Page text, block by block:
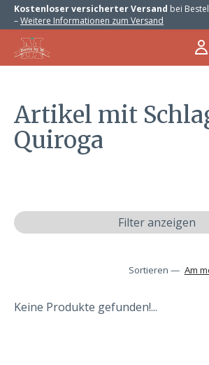
Kostenloser versicherter Versand bei
–Weitere Informationen zum Versand
Artikel mit
Quiroga
Filter anzeigen
Sortieren — Am
Keine Produkte gefunden!...